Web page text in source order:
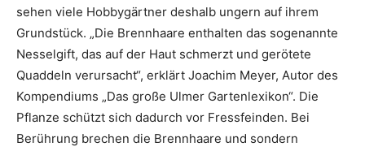
sehen viele Hobbygärtner deshalb ungern auf ihrem
Grundstück. „Die Brennhaare enthalten das sogenannte
Nesselgift, das auf der Haut schmerzt und gerötete
Quaddeln verursacht“, erklärt Joachim Meyer, Autor des
Kompendiums „Das große Ulmer Gartenlexikon“. Die
Pflanze schützt sich dadurch vor Fressfeinden. Bei
Berührung brechen die Brennhaare und sondern